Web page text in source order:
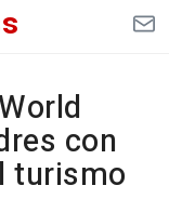
con
turismo